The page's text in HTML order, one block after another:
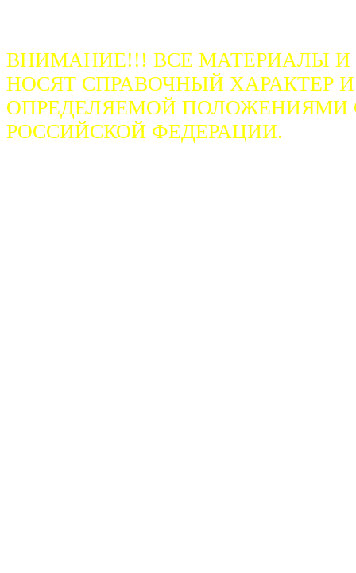
ВНИМАНИЕ!!! ВСЕ МАТЕРИАЛЫ
НОСЯТ СПРАВОЧНЫЙ ХАРАКТЕР
ОПРЕДЕЛЯЕМОЙ ПОЛОЖЕНИЯМИ
РОССИЙСКОЙ ФЕДЕРАЦИИ.